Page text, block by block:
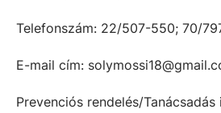
Telefonszám: 22/507-550; 70/
E-mail cím:
Prevenciós rendelés/Tanácsadás